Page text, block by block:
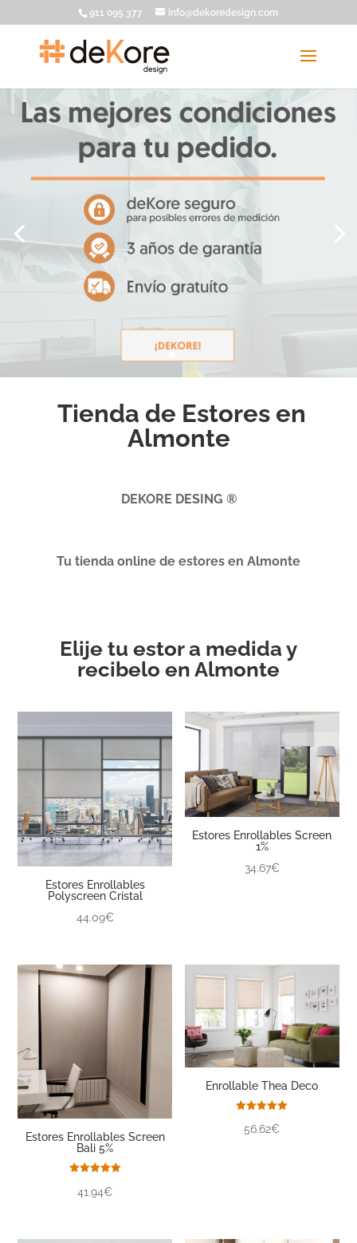
911 095 377 info@dekoredesign.com
Tienda de Estores en
Almonte
DEKORE DESING ®
Tu tienda online de estores en Almonte
Elije tu estor a medida y
recibelo en Almonte
Estores Enrollables
Polyscreen Cristal
44.09€
Estores Enrollables Screen
1%
34.67€
Estores Enrollables Screen
Bali 5%
con
41.94€
Enrollable Thea Deco
con
56.62€